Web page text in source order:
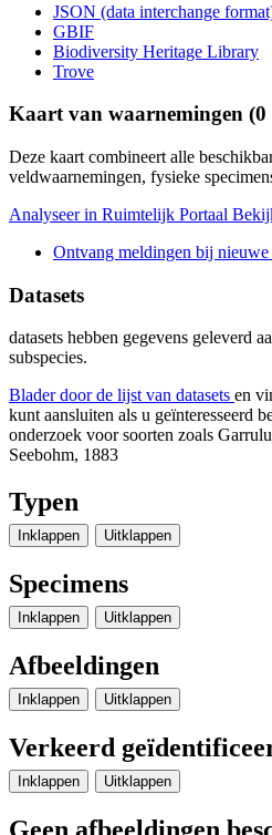
JSON (data interchange
GBIF
Biodiversity Heritage Library
Trove
Kaart van waarnemingen (0
Deze kaart combineert alle
veldwaarnemingen, fysieke
Analyseer in Ruimtelijk Portaal
Ontvang meldingen bij nieuwe
Datasets
datasets hebben gegevens geleverd
subspecies.
Blader door de lijst van datasets en
kunt aansluiten als u geïnteresseerd
onderzoek voor soorten zoals
Seebohm, 1883
Typen
Inklappen Uitklappen
Specimens
Inklappen Uitklappen
Afbeeldingen
Inklappen Uitklappen
Verkeerd
Inklappen Uitklappen